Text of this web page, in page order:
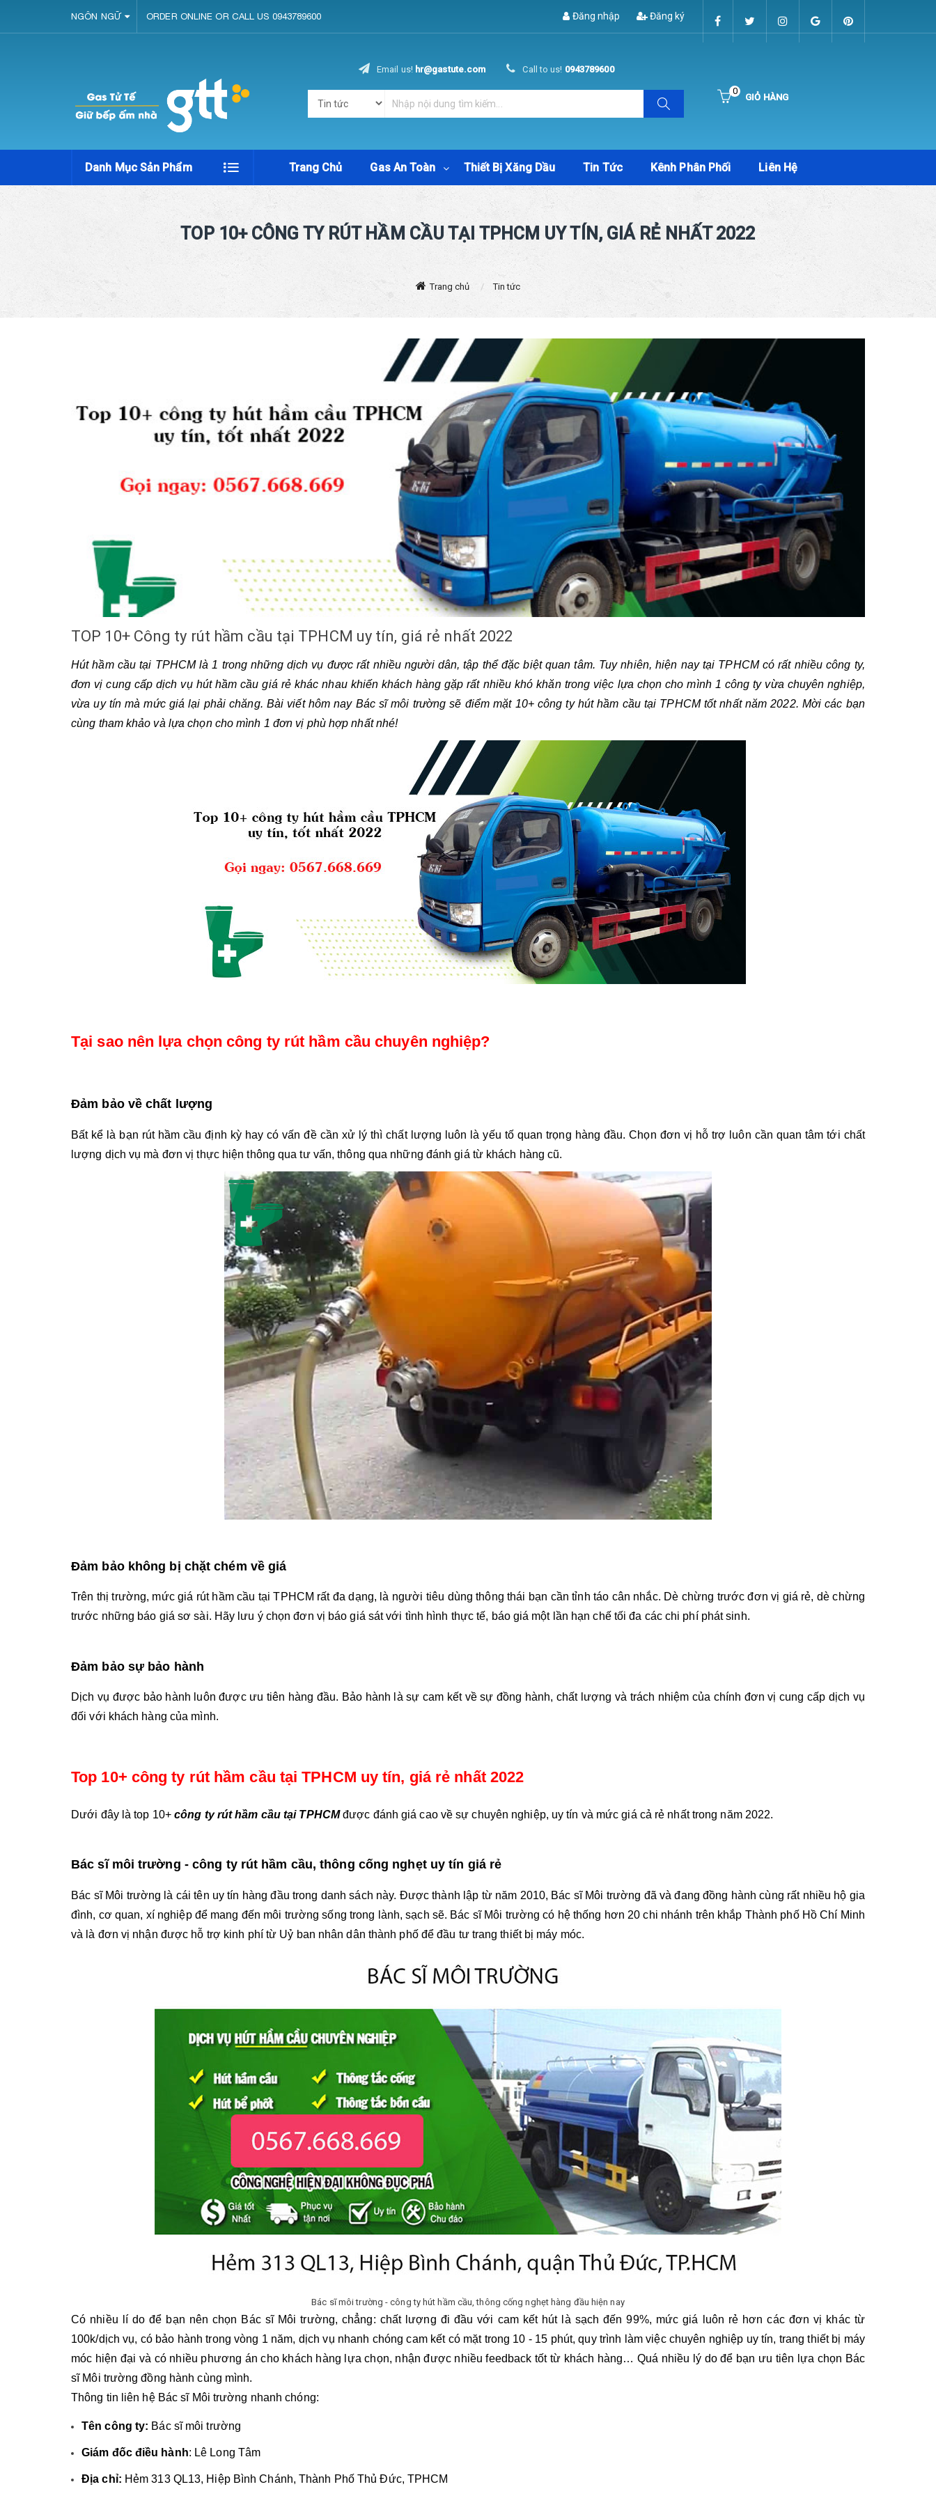
NGÔN NGỮ ORDER ONLINE OR CALL US 0943789600 Đăng nhập Đăng ký
Email us! hr@gastute.com Call to us! 0943789600
GIỎ HÀNG
0
Danh Mục Sản Phẩm Trang Chủ Gas An Toàn Thiết Bị Xăng Dầu Tin Tức Kênh Phân Phối Liên Hệ
TOP 10+ CÔNG TY RÚT HẦM CẦU TẠI TPHCM UY TÍN, GIÁ RẺ NHẤT 2022
Trang chủ Tin tức
TOP 10+ Công ty rút hầm cầu tại TPHCM uy tín, giá rẻ nhất 2022
Hút hầm cầu tại TPHCM là 1 trong những dịch vụ được rất nhiều người dân, tập thể đặc biệt quan tâm. Tuy nhiên, hiện nay tại TPHCM có rất nhiều công ty,
đơn vị cung cấp dịch vụ hút hầm cầu giá rẻ khác nhau khiến khách hàng gặp rất nhiều khó khăn trong việc lựa chọn cho mình 1 công ty vừa chuyên nghiệp,
vừa uy tín mà mức giá lại phải chăng. Bài viết hôm nay Bác sĩ môi trường sẽ điểm mặt 10+ công ty hút hầm cầu tại TPHCM tốt nhất năm 2022. Mời các bạn
cùng tham khảo và lựa chọn cho mình 1 đơn vị phù hợp nhất nhé!
Tại sao nên lựa chọn công ty rút hầm cầu chuyên nghiệp?
Đảm bảo về chất lượng
Bất kể là bạn rút hầm cầu định kỳ hay có vấn đề cần xử lý thì chất lượng luôn là yếu tố quan trọng hàng đầu. Chọn đơn vị hỗ trợ luôn cần quan tâm tới chất
lượng dịch vụ mà đơn vị thực hiện thông qua tư vấn, thông qua những đánh giá từ khách hàng cũ.
Đảm bảo không bị chặt chém về giá
Trên thị trường, mức giá rút hầm cầu tại TPHCM rất đa dạng, là người tiêu dùng thông thái bạn cần tỉnh táo cân nhắc. Dè chừng trước đơn vị giá rẻ, dè chừng
trước những báo giá sơ sài. Hãy lưu ý chọn đơn vị báo giá sát với tình hình thực tế, báo giá một lần hạn chế tối đa các chi phí phát sinh.
Đảm bảo sự bảo hành
Dịch vụ được bảo hành luôn được ưu tiên hàng đầu. Bảo hành là sự cam kết về sự đồng hành, chất lượng và trách nhiệm của chính đơn vị cung cấp dịch vụ
đối với khách hàng của mình.
Top 10+ công ty rút hầm cầu tại TPHCM uy tín, giá rẻ nhất 2022
Dưới đây là top 10+ công ty rút hầm cầu tại TPHCM được đánh giá cao về sự chuyên nghiệp, uy tín và mức giá cả rẻ nhất trong năm 2022.
Bác sĩ môi trường - công ty rút hầm cầu, thông cống nghẹt uy tín giá rẻ
Bác sĩ Môi trường là cái tên uy tín hàng đầu trong danh sách này. Được thành lập từ năm 2010, Bác sĩ Môi trường đã và đang đồng hành cùng rất nhiều hộ gia
đình, cơ quan, xí nghiệp để mang đến môi trường sống trong lành, sạch sẽ. Bác sĩ Môi trường có hệ thống hơn 20 chi nhánh trên khắp Thành phố Hồ Chí Minh
và là đơn vị nhận được hỗ trợ kinh phí từ Uỷ ban nhân dân thành phố để đầu tư trang thiết bị máy móc.
Bác sĩ môi trường - công ty hút hầm cầu, thông cống nghẹt hàng đầu hiện nay
Có nhiều lí do để bạn nên chọn Bác sĩ Môi trường, chẳng: chất lượng đi đầu với cam kết hút là sạch đến 99%, mức giá luôn rẻ hơn các đơn vị khác từ
100k/dịch vụ, có bảo hành trong vòng 1 năm, dịch vụ nhanh chóng cam kết có mặt trong 10 - 15 phút, quy trình làm việc chuyên nghiệp uy tín, trang thiết bị máy
móc hiện đại và có nhiều phương án cho khách hàng lựa chọn, nhận được nhiều feedback tốt từ khách hàng… Quá nhiều lý do để bạn ưu tiên lựa chọn Bác
sĩ Môi trường đồng hành cùng mình.
Thông tin liên hệ Bác sĩ Môi trường nhanh chóng:
Tên công ty: Bác sĩ môi trường
Giám đốc điều hành: Lê Long Tâm
Địa chỉ: Hẻm 313 QL13, Hiệp Bình Chánh, Thành Phố Thủ Đức, TPHCM